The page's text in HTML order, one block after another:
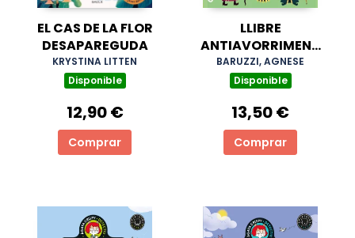
EL CAS DE LA FLOR
DESAPAREGUDA
KRYSTINA LITTEN
Disponible
12,90 €
Comprar
LLIBRE
ANTIAVORRIMENT
DE L'ESCOLA DE
MAGIA, EL
BARUZZI, AGNESE
Disponible
13,50 €
Comprar